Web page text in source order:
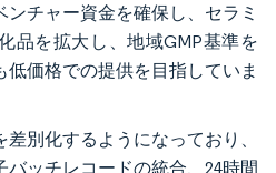
チャー資金を確保し、セラミ
品を拡大し、地域GMP基準を
価格での提供を目指していま
別化するようになっており、
ッチレコードの統合、24時間